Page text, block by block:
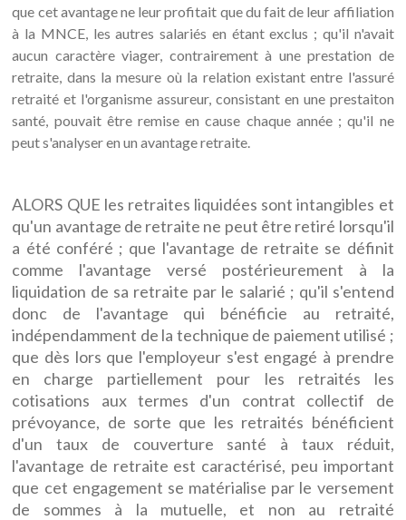
que cet avantage ne leur profitait que du fait de leur affiliation
à la MNCE, les autres salariés en étant exclus ; qu'il n'avait
aucun caractère viager, contrairement à une prestation de
retraite, dans la mesure où la relation existant entre l'assuré
retraité et l'organisme assureur, consistant en une prestaiton
santé, pouvait être remise en cause chaque année ; qu'il ne
peut s'analyser en un avantage retraite.
ALORS QUE les retraites liquidées sont intangibles et
qu'un avantage de retraite ne peut être retiré lorsqu'il
a été conféré ; que l'avantage de retraite se définit
comme l'avantage versé postérieurement à la
liquidation de sa retraite par le salarié ; qu'il s'entend
donc de l'avantage qui bénéficie au retraité,
indépendamment de la technique de paiement utilisé ;
que dès lors que l'employeur s'est engagé à prendre
en charge partiellement pour les retraités les
cotisations aux termes d'un contrat collectif de
prévoyance, de sorte que les retraités bénéficient
d'un taux de couverture santé à taux réduit,
l'avantage de retraite est caractérisé, peu important
que cet engagement se matérialise par le versement
de sommes à la mutuelle, et non au retraité